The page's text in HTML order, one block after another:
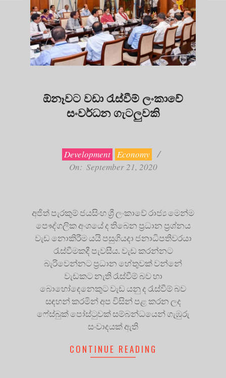
ඕනෑවට වඩා රැස්වීම් ලංකාවේ
සංවර්ධන ගැටලුවකි
Development Economy
On: September 21, 2020
අජිත් පැරකුම් ජයසිංහ ශ්‍රී ලංකාවේ රාජ්‍ය මෙන්ම
පෞද්ගලික අංශයේ ද තිබෙන ප්‍රධාන ප්‍රශ්නය
වැඩ නොකිරීම යයි පසුගියදා ජනාධිපතිවරයා
රැස්වීමකදී පැවසීය. වැඩ කරන්නට
බැරිවෙන්නට ප්‍රධාන හේතුවක් වන්නේ
වැඩකට නැති රැස්වීම් බව හා
බොහෝදෙනෙකුට වැඩ යනු ද රැස්වීම් බව
සඳහන් කරමින් අප විසින් පළ කරන ලද
ෆේස්බුක් පෝස්ටුවක් සම්බන්ධයෙන් ගැඹුරු
සංවාදයක් ඇති
CONTINUE READING